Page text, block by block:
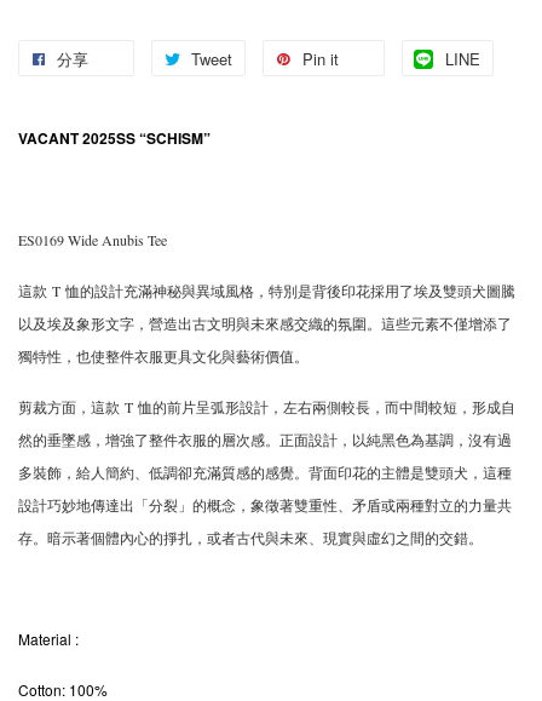
分享 Tweet Pin it LINE
VACANT 2025SS “SCHISM”
ES0169 Wide Anubis Tee
這款 T 恤的設計充滿神秘與異域風格，特別是背後印花採用了埃及雙頭犬圖騰
以及埃及象形文字，營造出古文明與未來感交織的氛圍。這些元素不僅增添了
獨特性，也使整件衣服更具文化與藝術價值。
剪裁方面，這款 T 恤的前片呈弧形設計，左右兩側較長，而中間較短，形成自
然的垂墜感，增強了整件衣服的層次感。正面設計，以純黑色為基調，沒有過
多裝飾，給人簡約、低調卻充滿質感的感覺。背面印花的主體是雙頭犬，這種
設計巧妙地傳達出「分裂」的概念，象徵著雙重性、矛盾或兩種對立的力量共
存。暗示著個體內心的掙扎，或者古代與未來、現實與虛幻之間的交錯。
Material :
Cotton: 100%